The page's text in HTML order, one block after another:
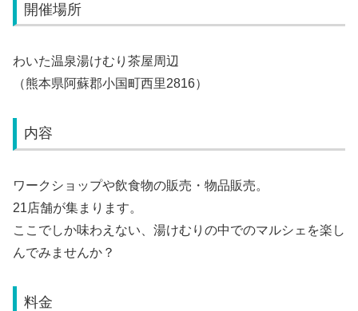
開催場所
わいた温泉湯けむり茶屋周辺
（熊本県阿蘇郡小国町西里2816）
内容
ワークショップや飲食物の販売・物品販売。
21店舗が集まります。
ここでしか味わえない、湯けむりの中でのマルシェを楽し
んでみませんか？
料金